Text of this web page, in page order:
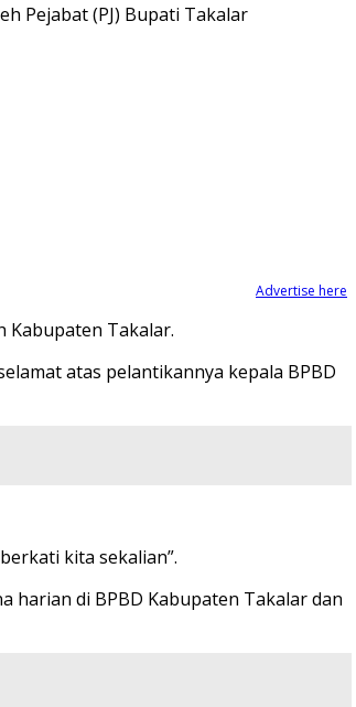
Pejabat (PJ) Bupati Takalar
Advertise here
Kabupaten Takalar.
atas pelantikannya kepala BPBD
kita sekalian”.
harian di BPBD Kabupaten Takalar dan